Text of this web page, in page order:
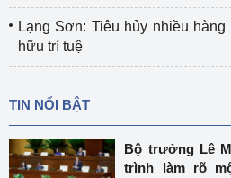
Lạng Sơn: Tiêu hủy nhiều
hữu trí tuệ
TIN NỔI BẬT
Bộ trưởng Lê
trình làm rõ